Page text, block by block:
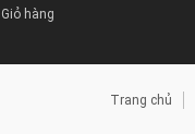
Giỏ hàng
Trang chủ